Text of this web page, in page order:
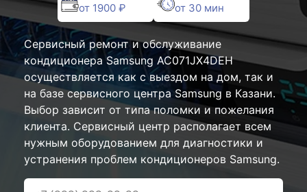
от 1900 ₽ от 30 мин
Сервисный ремонт и обслуживание
кондиционера Samsung AC071JX4DEH
осуществляется как с выездом на дом, так и
на базе сервисного центра Samsung в Казани.
Выбор зависит от типа поломки и пожелания
клиента. Сервисный центр располагает всем
нужным оборудованием для диагностики и
устранения проблем кондиционеров Samsung.